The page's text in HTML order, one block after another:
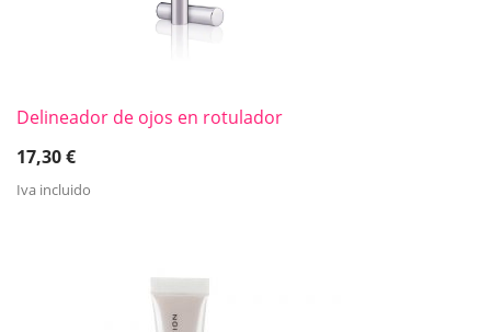
Delineador de ojos en rotulador
17,30€
Iva incluido